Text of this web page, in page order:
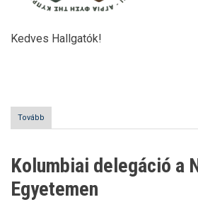
Kedves Hallgatók!
Tovább
Wildlife
szakmai
lehetőségek)
Kolumbiai delegáció a
Egyetemen